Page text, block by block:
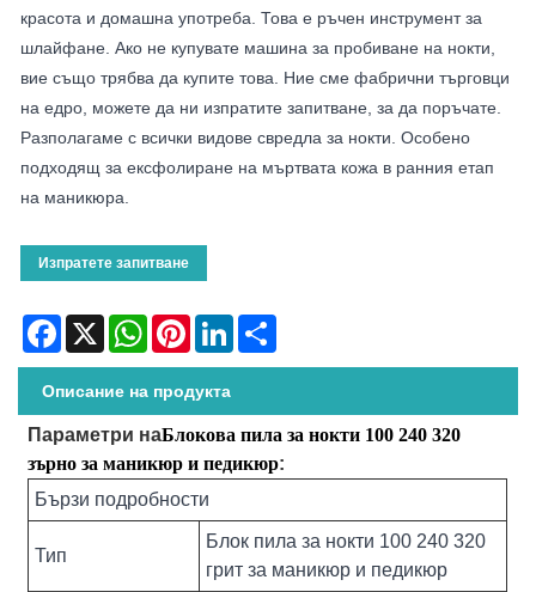
красота и домашна употреба. Това е ръчен инструмент за
шлайфане. Ако не купувате машина за пробиване на нокти,
вие също трябва да купите това. Ние сме фабрични търговци
на едро, можете да ни изпратите запитване, за да поръчате.
Разполагаме с всички видове свредла за нокти. Особено
подходящ за ексфолиране на мъртвата кожа в ранния етап
на маникюра.
Изпратете запитване
Facebook
X WhatsAppPinterestLinkedIn
Описание на продукта
Параметри наБлокова пила за нокти 100 240 320
зърно за маникюр и педикюр:
Бързи подробности
Тип
Блок пила за нокти 100 240 320
грит за маникюр и педикюр